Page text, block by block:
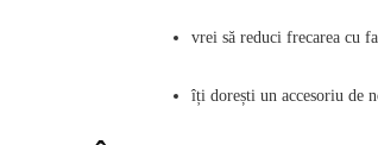
vrei să reduci frecarea cu
îți dorești un accesoriu de